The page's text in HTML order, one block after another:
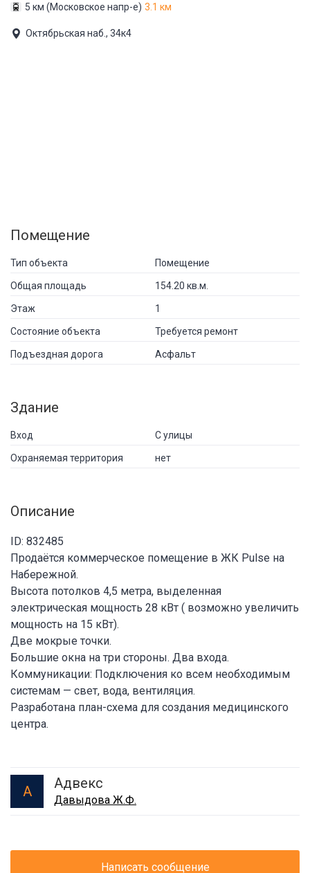
5 км (Московское напр-е) 3.1 км
Октябрьская наб., 34к4
Помещение
Тип объекта Помещение
Общая площадь 154.20 кв.м.
Этаж 1
Состояние объекта Требуется ремонт
Подъездная дорога Асфальт
Здание
Вход С улицы
Охраняемая территория нет
Описание
ID: 832485
Продаётся коммерческое помещение в ЖК Pulse на
Набережной.
Высота потолков 4,5 метра, выделенная
электрическая мощность 28 кВт ( возможно увеличить
мощность на 15 кВт).
Две мокрые точки.
Большие окна на три стороны. Два входа.
Коммуникации: Подключения ко всем необходимым
системам — свет, вода, вентиляция.
Разработана план-схема для создания медицинского
центра.
А Адвекс
Давыдова Ж.Ф.
Написать сообщение